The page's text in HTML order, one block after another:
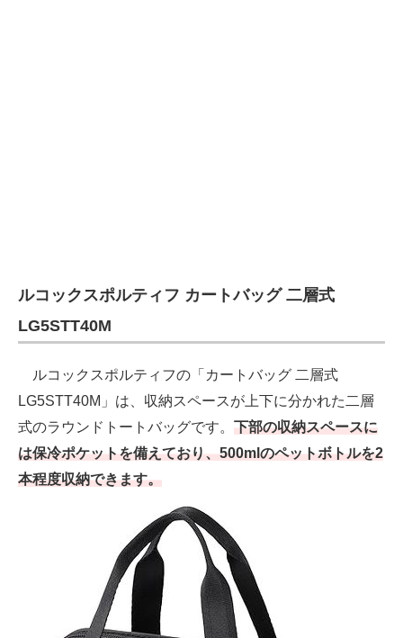
ルコックスポルティフ カートバッグ 二層式
LG5STT40M
ルコックスポルティフの「カートバッグ 二層式
LG5STT40M」は、収納スペースが上下に分かれた二層
式のラウンドトートバッグです。 下部の収納スペースに
は保冷ポケットを備えており、500mlのペットボトルを2
本程度収納できます。